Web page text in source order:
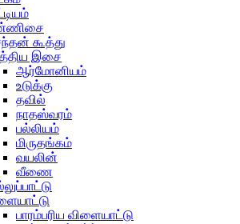
கூத்து
இசை
ஆர்மோனியம்
உடுக்கு
தவில்
நாதஸ்வரம்
பல்லியம்
மிருதங்கம்
வயலின்
வீணை
பாரம்பரிய விளையாட்டு